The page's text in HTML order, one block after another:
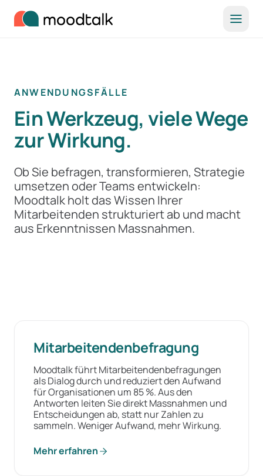
ANWENDUNGSFÄLLE
Ein Werkzeug, viele Wege
zur Wirkung.
Ob Sie befragen, transformieren, Strategie
umsetzen oder Teams entwickeln:
Moodtalk holt das Wissen Ihrer
Mitarbeitenden strukturiert ab und macht
aus Erkenntnissen Massnahmen.
Mitarbeitendenbefragung
Moodtalk führt Mitarbeitendenbefragungen
als Dialog durch und reduziert den Aufwand
für Organisationen um 85 %. Aus den
Antworten leiten Sie direkt Massnahmen und
Entscheidungen ab, statt nur Zahlen zu
sammeln. Weniger Aufwand, mehr Wirkung.
Mehr erfahren